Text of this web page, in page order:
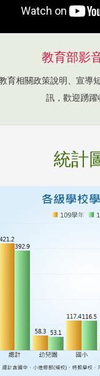
教育部影
育相關政策說明、宣導
訊，歡迎踴躍
統計